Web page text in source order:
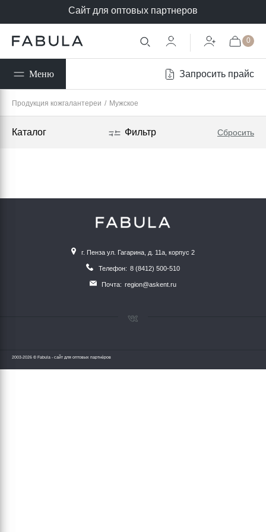
Сайт для оптовых партнеров
0
Меню Запросить прайс
Продукция кожгалантереи / Мужское
Каталог Фильтр Сбросить
г. Пенза ул. Гагарина, д. 11а, корпус 2
Телефон: 8 (8412) 500-510
Почта: region@askent.ru
2003-2026 © Fabula - сайт для оптовых партнёров